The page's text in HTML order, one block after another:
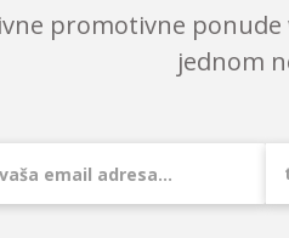
promotivne
jednom